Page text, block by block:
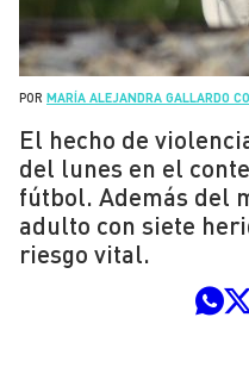
POR MARÍA ALEJANDRA GALLARDO
El hecho de
del lunes en el
fútbol. Además del
adulto con siete
riesgo vital.